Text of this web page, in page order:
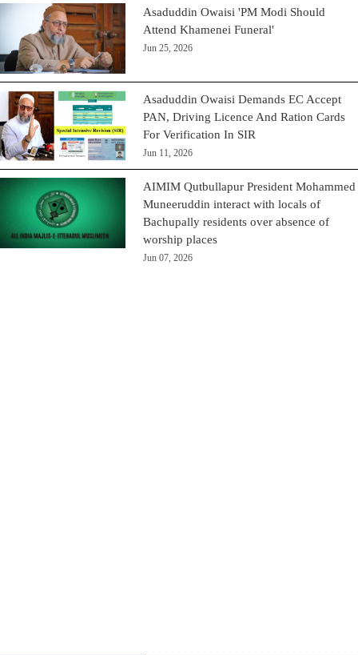
Asaduddin Owaisi 'PM Modi Should
Attend Khamenei Funeral'
Jun 25, 2026
Asaduddin Owaisi Demands EC Accept
PAN, Driving Licence And Ration Cards
For Verification In SIR
Jun 11, 2026
AIMIM Qutbullapur President Mohammed
Muneeruddin interact with locals of
Bachupally residents over absence of
worship places
Jun 07, 2026